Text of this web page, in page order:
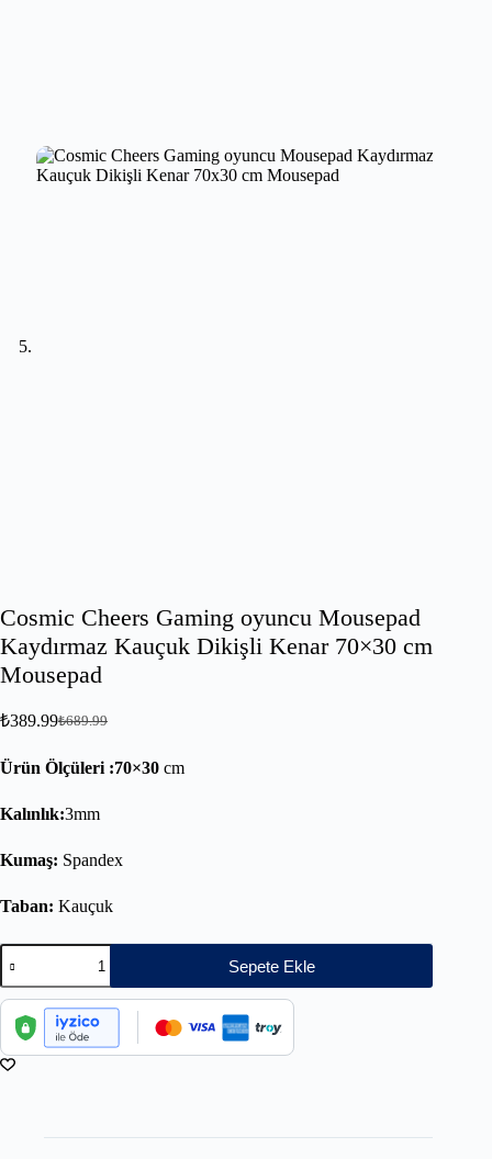
Cosmic Cheers Gaming oyuncu Mousepad
Kaydırmaz Kauçuk Dikişli Kenar 70×30 cm
Mousepad
₺689.99
₺389.99
Ürün Ölçüleri :70×30 cm
Kalınlık:3mm
Kumaş: Spandex
Taban: Kauçuk
Sepete Ekle